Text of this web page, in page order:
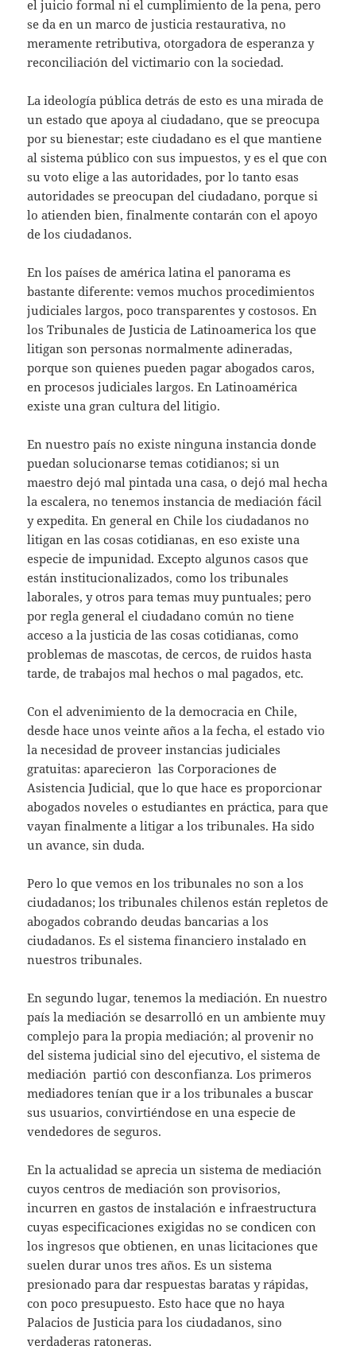
el juicio formal ni el cumplimiento de la pena, pero
se da en un marco de justicia restaurativa, no
meramente retributiva, otorgadora de esperanza y
reconciliación del victimario con la sociedad.
La ideología pública detrás de esto es una mirada de
un estado que apoya al ciudadano, que se preocupa
por su bienestar; este ciudadano es el que mantiene
al sistema público con sus impuestos, y es el que con
su voto elige a las autoridades, por lo tanto esas
autoridades se preocupan del ciudadano, porque si
lo atienden bien, finalmente contarán con el apoyo
de los ciudadanos.
En los países de américa latina el panorama es
bastante diferente: vemos muchos procedimientos
judiciales largos, poco transparentes y costosos. En
los Tribunales de Justicia de Latinoamerica los que
litigan son personas normalmente adineradas,
porque son quienes pueden pagar abogados caros,
en procesos judiciales largos. En Latinoamérica
existe una gran cultura del litigio.
En nuestro país no existe ninguna instancia donde
puedan solucionarse temas cotidianos; si un
maestro dejó mal pintada una casa, o dejó mal hecha
la escalera, no tenemos instancia de mediación fácil
y expedita. En general en Chile los ciudadanos no
litigan en las cosas cotidianas, en eso existe una
especie de impunidad. Excepto algunos casos que
están institucionalizados, como los tribunales
laborales, y otros para temas muy puntuales; pero
por regla general el ciudadano común no tiene
acceso a la justicia de las cosas cotidianas, como
problemas de mascotas, de cercos, de ruidos hasta
tarde, de trabajos mal hechos o mal pagados, etc.
Con el advenimiento de la democracia en Chile,
desde hace unos veinte años a la fecha, el estado vio
la necesidad de proveer instancias judiciales
gratuitas: aparecieron las Corporaciones de
Asistencia Judicial, que lo que hace es proporcionar
abogados noveles o estudiantes en práctica, para que
vayan finalmente a litigar a los tribunales. Ha sido
un avance, sin duda.
Pero lo que vemos en los tribunales no son a los
ciudadanos; los tribunales chilenos están repletos de
abogados cobrando deudas bancarias a los
ciudadanos. Es el sistema financiero instalado en
nuestros tribunales.
En segundo lugar, tenemos la mediación. En nuestro
país la mediación se desarrolló en un ambiente muy
complejo para la propia mediación; al provenir no
del sistema judicial sino del ejecutivo, el sistema de
mediación partió con desconfianza. Los primeros
mediadores tenían que ir a los tribunales a buscar
sus usuarios, convirtiéndose en una especie de
vendedores de seguros.
En la actualidad se aprecia un sistema de mediación
cuyos centros de mediación son provisorios,
incurren en gastos de instalación e infraestructura
cuyas especificaciones exigidas no se condicen con
los ingresos que obtienen, en unas licitaciones que
suelen durar unos tres años. Es un sistema
presionado para dar respuestas baratas y rápidas,
con poco presupuesto. Esto hace que no haya
Palacios de Justicia para los ciudadanos, sino
verdaderas ratoneras.